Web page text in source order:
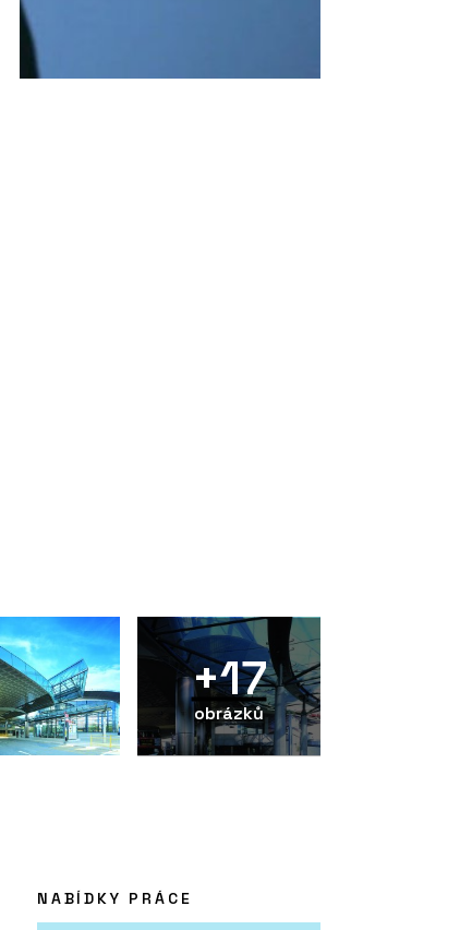
+17
obrázků
NABÍDKY PRÁCE